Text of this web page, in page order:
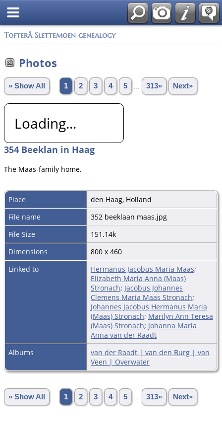
Tofterå Slettemoen genealogy
Photos
» Show All 1 2 3 4 5 313» Next»
Loading...
354 Beeklan in Haag
The Maas-family home.
Place
den Haag, Holland
File name
352 beeklaan maas.jpg
File Size
151.14k
Dimensions
800 x 460
Linked to
Hermanus Jacobus Maria Maas;
Elizabeth Maria Anna (Maas)
Stronach; Jacobus Johannes
Clemens Maria Maas Stronach;
Johannes Jacobus Hermanus Maria
(Maas) Stronach; Marilyn Ann Teresa
(Maas) Stronach; Johanna Maria
Anna van der Raadt
Albums
van der Raadt | van den Burg | van
Veen | Overwater
» Show All 1 2 3 4 5 313» Next»